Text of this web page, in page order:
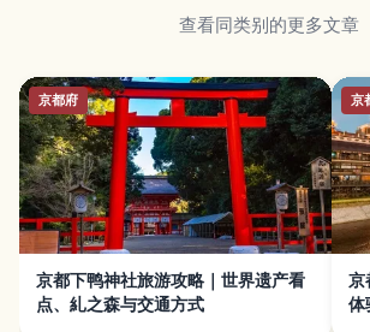
查看同类别的更多文章
京都府
京都下鸭神社旅游攻略｜世界遗产看
点、糺之森与交通方式
京
京
体